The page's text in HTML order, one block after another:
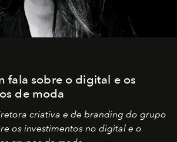
fala sobre o digital e os
de moda
criativa e de branding do grupo
os investimentos no digital e o